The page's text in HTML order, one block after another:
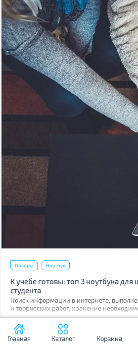
Обзоры Ноутбук
К учебе готовы: топ 3 ноутбука для
студента
Поиск информации в интернете,
и творческих работ, хранение
общение с друзьями в любом месте — все
Без данного устройства современному
обойтись.
03.09.2018
Главная
Каталог Корзина